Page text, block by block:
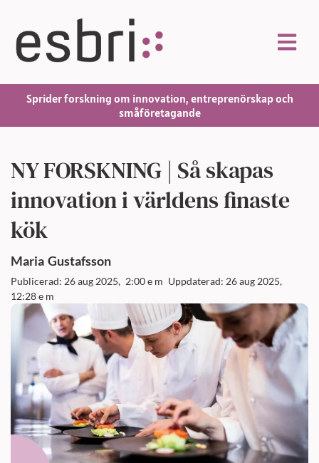
Sprider forskning om innovation, entreprenörskap och
småföretagande
NY FORSKNING | Så skapas
innovation i världens finaste
kök
Maria Gustafsson
Publicerad: 26 aug 2025, 2:00 e m Uppdaterad: 26 aug 2025,
12:28 e m